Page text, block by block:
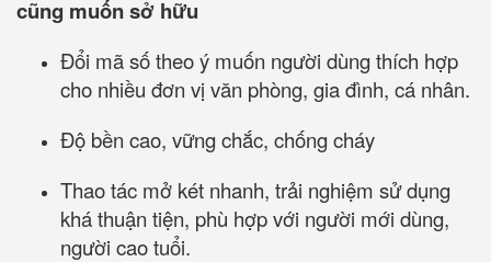
cũng muốn sở hữu
Đổi mã số theo ý muốn người dùng thích hợp
cho nhiều đơn vị văn phòng, gia đình, cá nhân.
Độ bền cao, vững chắc, chống cháy
Thao tác mở két nhanh, trải nghiệm sử dụng
khá thuận tiện, phù hợp với người mới dùng,
người cao tuổi.